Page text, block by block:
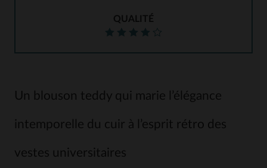
QUALITÉ
Un blouson teddy qui marie l’élégance
intemporelle du cuir à l’esprit rétro des
vestes universitaires